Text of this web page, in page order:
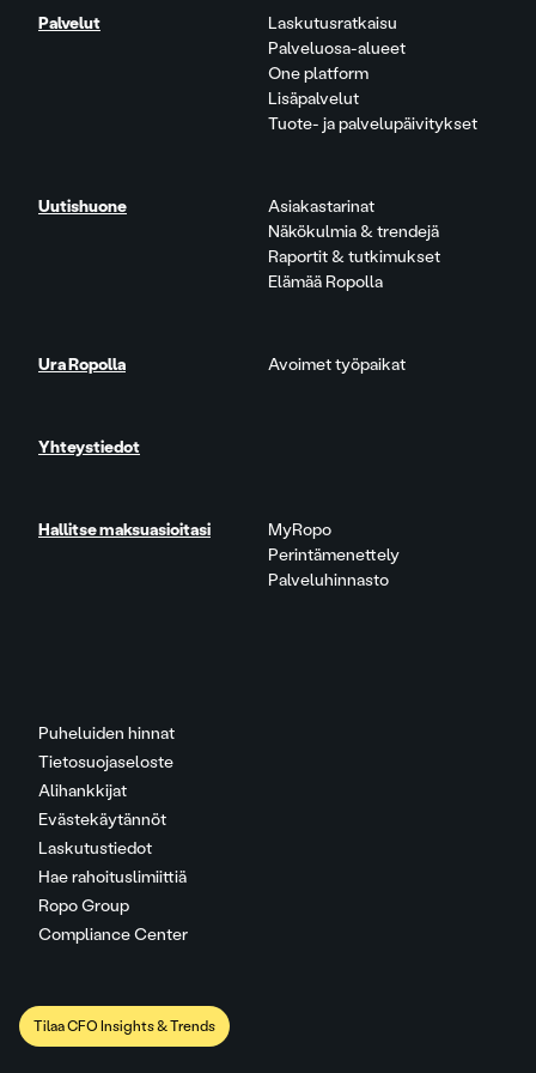
Puheluiden hinnat
Tietosuojaseloste
Alihankkijat
Evästekäytännöt
Laskutustiedot
Hae rahoituslimiittiä
Ropo Group
Compliance Center
Palvelut
Laskutusratkaisu
Palveluosa-alueet
One platform
Lisäpalvelut
Tuote- ja palvelupäivitykset
Uutishuone
Asiakastarinat
Näkökulmia & trendejä
Raportit & tutkimukset
Elämää Ropolla
Ura Ropolla Avoimet työpaikat
Yhteystiedot
Hallitse maksuasioitasi
MyRopo
Perintämenettely
Palveluhinnasto
Tilaa CFO Insights & Trends